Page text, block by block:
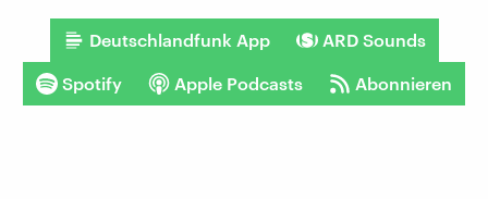
Deutschlandfunk App ARD Sounds
Spotify Apple Podcasts Abonnieren